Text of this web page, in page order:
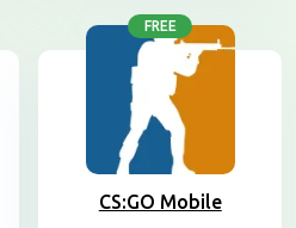
FREE
CS:GO Mobile